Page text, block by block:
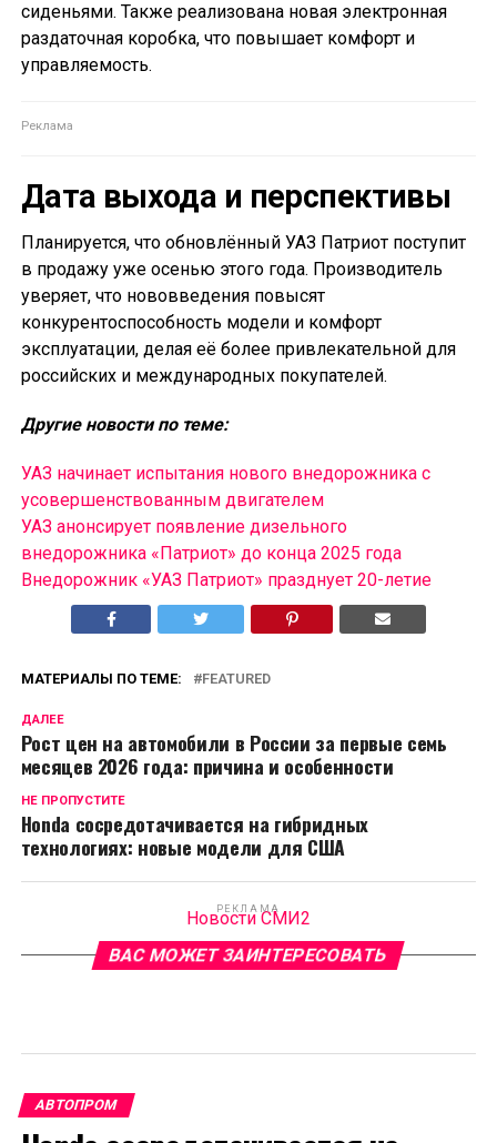
сиденьями. Также реализована новая электронная
раздаточная коробка, что повышает комфорт и
управляемость.
Дата выхода и перспективы
Планируется, что обновлённый УАЗ Патриот поступит
в продажу уже осенью этого года. Производитель
уверяет, что нововведения повысят
конкурентоспособность модели и комфорт
эксплуатации, делая её более привлекательной для
российских и международных покупателей.
Другие новости по теме:
УАЗ начинает испытания нового внедорожника с
усовершенствованным двигателем
УАЗ анонсирует появление дизельного
внедорожника «Патриот» до конца 2025 года
Внедорожник «УАЗ Патриот» празднует 20-летие
МАТЕРИАЛЫ ПО ТЕМЕ: FEATURED
ДАЛЕЕ
Рост цен на автомобили в России за первые семь
месяцев 2026 года: причина и особенности
НЕ ПРОПУСТИТЕ
Honda сосредотачивается на гибридных
технологиях: новые модели для США
РЕКЛАМА
Новости СМИ2
ВАС МОЖЕТ ЗАИНТЕРЕСОВАТЬ
АВТОПРОМ